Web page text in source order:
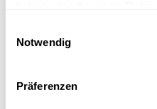
Notwendig
PräferenzenÖffentlichkeitsarbeit